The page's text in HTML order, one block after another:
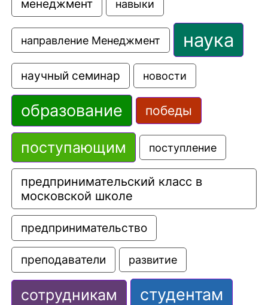
менеджмент навыки
направление Менеджмент наука
научный семинар новости
образование победы
поступающим поступление
предпринимательский класс в
московской школе
предпринимательство
преподаватели развитие
сотрудникам студентам